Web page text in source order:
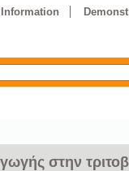
Information
στην